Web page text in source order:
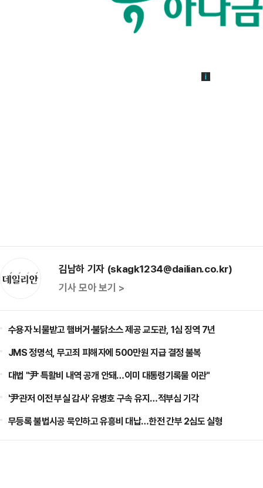
김남하 기자 (skagk1234@dailian.co.kr)
기사 모아 보기 >
수용자 뇌물받고 햄버거·불닭소스 제공 교도관, 1심 징역 7년
JMS 정명석, 무고죄 피해자에 500만원 지급 결정 불복
대법 "尹 특활비 내역 공개 안돼…이미 대통령기록물 이관"
'尹관저 이전 부실 감사' 유병호 구속 유지…적부심 기각
무등록 불법시공 묵인하고 유흥비 대납…한전 간부 2심도 실형